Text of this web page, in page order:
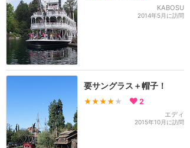
KABOSU
2014年5月に訪問
要サングラス＋帽子！
★★★★ ★ 2
エディ
2015年10月に訪問